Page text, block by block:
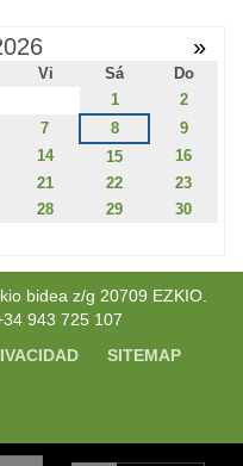
»
Vi Sá
Do
1
2
7 8
9
14 15
16
21 22
23
28 29
30
bidea z/g 20709 EZKIO.
943 725 107
SITEMAP